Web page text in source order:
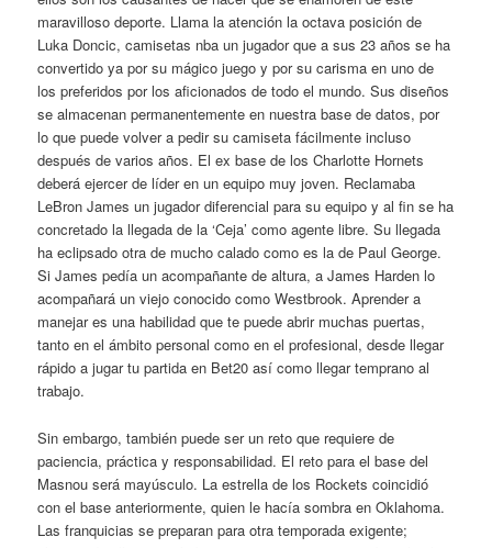
maravilloso deporte. Llama la atención la octava posición de
Luka Doncic, camisetas nba un jugador que a sus 23 años se ha
convertido ya por su mágico juego y por su carisma en uno de
los preferidos por los aficionados de todo el mundo. Sus diseños
se almacenan permanentemente en nuestra base de datos, por
lo que puede volver a pedir su camiseta fácilmente incluso
después de varios años. El ex base de los Charlotte Hornets
deberá ejercer de líder en un equipo muy joven. Reclamaba
LeBron James un jugador diferencial para su equipo y al fin se ha
concretado la llegada de la ‘Ceja’ como agente libre. Su llegada
ha eclipsado otra de mucho calado como es la de Paul George.
Si James pedía un acompañante de altura, a James Harden lo
acompañará un viejo conocido como Westbrook. Aprender a
manejar es una habilidad que te puede abrir muchas puertas,
tanto en el ámbito personal como en el profesional, desde llegar
rápido a jugar tu partida en Bet20 así como llegar temprano al
trabajo.
Sin embargo, también puede ser un reto que requiere de
paciencia, práctica y responsabilidad. El reto para el base del
Masnou será mayúsculo. La estrella de los Rockets coincidió
con el base anteriormente, quien le hacía sombra en Oklahoma.
Las franquicias se preparan para otra temporada exigente;